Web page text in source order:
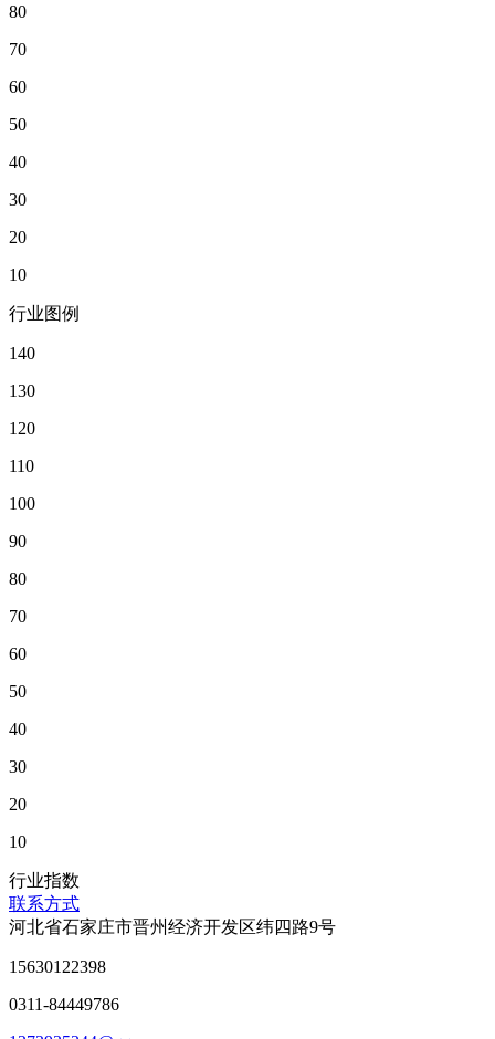
80
70
60
50
40
30
20
10
行业图例
140
130
120
110
100
90
80
70
60
50
40
30
20
10
行业指数
联系方式
河北省石家庄市晋州经济开发区纬四路9号
15630122398
0311-84449786